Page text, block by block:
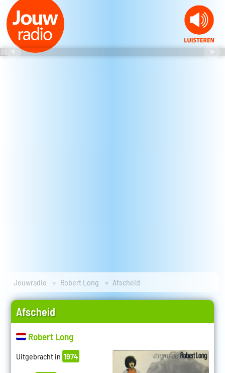
Jouwradio Robert Long Afscheid
Afscheid
Robert Long
Uitgebracht in 1974